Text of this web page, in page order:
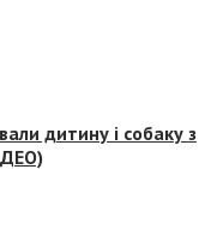
дитину і собаку з